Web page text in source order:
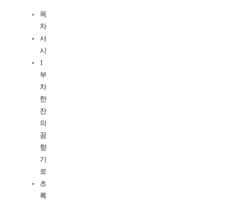
목
차
서
시
1
부
차
한
잔
의
꿈
향
기
로
초
록